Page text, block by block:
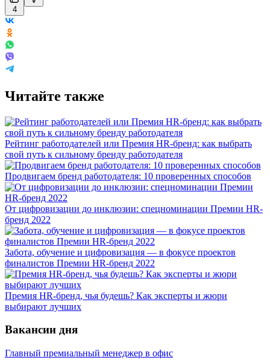
4
Читайте также
Рейтинг работодателей или Премия HR-бренд: как выбрать
свой путь к сильному бренду работодателя
Продвигаем бренд работодателя: 10 проверенных способов
От цифровизации до инклюзии: спецноминации Премии HR-
бренд 2022
Забота, обучение и цифровизация — в фокусе проектов
финалистов Премии HR-бренд 2022
Премия HR-бренд, чья будешь? Как эксперты и жюри
выбирают лучших
Вакансии дня
Главный премиальный менеджер в офис